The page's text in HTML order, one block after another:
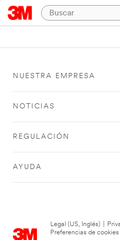
NUESTRA EMPRESA
NOTICIAS
REGULACIÓN
AYUDA
Legal (US, Inglés)
Preferencias de cookies